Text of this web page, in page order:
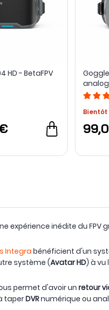
HD - BetaFPV
DVR -
expérience inédite du
Integrabénéficient d'un
système (Avatar HD) à
permet d'avoir unretour
taperDVRnumérique ou